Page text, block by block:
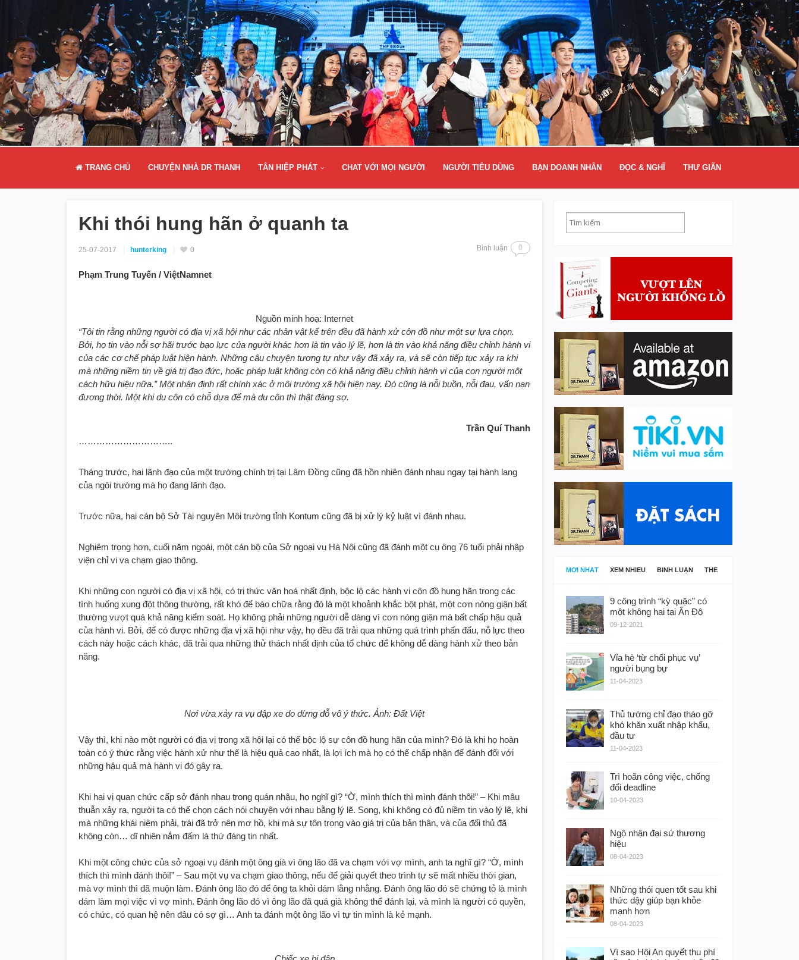
TRANG CHỦ CHUYỆN NHÀ DR THANH TÂN HIỆP PHÁT CHAT VỚI MỌI NGƯỜI NGƯỜI TIÊU DÙNG BẠN DOANH NHÂN ĐỌC & NGHĨ THƯ GIÃN
Khi thói hung hãn ở quanh ta
25-07-2017 hunterking 0 Bình luận 0
Phạm Trung Tuyến / ViệtNamnet
Nguồn minh hoạ: Internet
“Tôi tin rằng những người có địa vị xã hội như các nhân vật kể trên đều đã hành xử côn đồ như một sự lựa chọn.
Bởi, họ tin vào nỗi sợ hãi trước bạo lực của người khác hơn là tin vào lý lẽ, hơn là tin vào khả năng điều chỉnh hành vi
của các cơ chế pháp luật hiện hành. Những câu chuyện tương tự như vậy đã xảy ra, và sẽ còn tiếp tục xảy ra khi
mà những niềm tin về giá trị đạo đức, hoặc pháp luật không còn có khả năng điều chỉnh hành vi của con người một
cách hữu hiệu nữa.” Một nhận định rất chính xác ở môi trường xã hội hiện nay. Đó cũng là nỗi buồn, nỗi đau, vấn nạn
đương thời. Một khi du côn có chỗ dựa để mà du côn thì thật đáng sợ.
Trần Quí Thanh
…………………………..
Tháng trước, hai lãnh đạo của một trường chính trị tại Lâm Đồng cũng đã hồn nhiên đánh nhau ngay tại hành lang
của ngôi trường mà họ đang lãnh đạo.
Trước nữa, hai cán bộ Sở Tài nguyên Môi trường tỉnh Kontum cũng đã bị xử lý kỷ luật vì đánh nhau.
Nghiêm trọng hơn, cuối năm ngoái, một cán bộ của Sở ngoại vụ Hà Nội cũng đã đánh một cụ ông 76 tuổi phải nhập
viện chỉ vi va chạm giao thông.
Khi những con người có địa vị xã hội, có tri thức văn hoá nhất định, bộc lộ các hành vi côn đồ hung hãn trong các
tình huống xung đột thông thường, rất khó để bào chữa rằng đó là một khoảnh khắc bột phát, một cơn nóng giận bất
thường vượt quá khả năng kiểm soát. Họ không phải những người dễ dàng vì cơn nóng giận mà bất chấp hậu quả
của hành vi. Bởi, để có được những địa vị xã hội như vậy, họ đều đã trải qua những quá trình phấn đấu, nỗ lực theo
cách này hoặc cách khác, đã trải qua những thử thách nhất định của tổ chức để không dễ dàng hành xử theo bản
năng.
Nơi vừa xảy ra vụ đập xe do dừng đỗ vô ý thức. Ảnh: Đất Việt
Vậy thì, khi nào một người có địa vị trong xã hội lại có thể bộc lộ sự côn đồ hung hãn của mình? Đó là khi họ hoàn
toàn có ý thức rằng việc hành xử như thế là hiệu quả cao nhất, là lợi ích mà họ có thể chấp nhận để đánh đổi với
những hậu quả mà hành vi đó gây ra.
Khi hai vị quan chức cấp sở đánh nhau trong quán nhậu, họ nghĩ gì? “Ờ, mình thích thì mình đánh thôi!” – Khi mâu
thuẫn xảy ra, người ta có thể chọn cách nói chuyện với nhau bằng lý lẽ. Song, khi không có đủ niềm tin vào lý lẽ, khi
mà những khái niệm phải, trái đã trở nên mơ hồ, khi mà sự tôn trọng vào giá trị của bản thân, và của đối thủ đã
không còn… dĩ nhiên nắm đấm là thứ đáng tin nhất.
Khi một công chức của sở ngoại vụ đánh một ông già vì ông lão đã va chạm với vợ mình, anh ta nghĩ gì? “Ờ, mình
thích thì mình đánh thôi!” – Sau một vụ va chạm giao thông, nếu để giải quyết theo trình tự sẽ mất nhiều thời gian,
mà vợ mình thì đã muộn làm. Đánh ông lão đó để ông ta khỏi dám lằng nhằng. Đánh ông lão đó sẽ chứng tỏ là mình
dám làm mọi việc vì vợ mình. Đánh ông lão đó vì ông lão đã quá già không thể đánh lại, và mình là người có quyền,
có chức, có quan hệ nên đâu có sợ gì… Anh ta đánh một ông lão vì tự tin mình là kẻ mạnh.
MỚI NHẤT XEM NHIỀU BÌNH LUẬN THẺ
9 công trình “kỳ quặc” có
một không hai tại Ấn Độ
09-12-2021
Vỉa hè ‘từ chối phục vụ’
người bụng bự
11-04-2023
Thủ tướng chỉ đạo tháo gỡ
khó khăn xuất nhập khẩu,
đầu tư
11-04-2023
Trì hoãn công việc, chống
đối deadline
10-04-2023
Ngộ nhận đại sứ thương
hiệu
08-04-2023
Những thói quen tốt sau khi
thức dậy giúp bạn khỏe
mạnh hơn
08-04-2023
Vì sao Hội An quyết thu phí